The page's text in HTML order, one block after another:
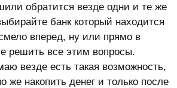
обратится везде одни и те же
банк который находится
вперед, ну или прямо в
решить все этим вопросы.
везде есть такая возможность,
же накопить денег и только после